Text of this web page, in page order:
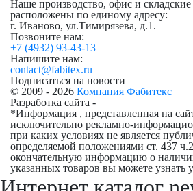
Наше производство, офис и
расположены по единому адресу:
г. Иваново, ул.Тимирязева, д.1.
Позвоните нам:
+7 (4932) 93-43-13
Напишите нам:
contact@fabitex.ru
Подписаться на новости
© 2009 - 2026 Компания Фабитекс
*Информация , представленная на
исключительно рекламно-
при каких условиях не является
определяемой положениями ст. 437
окончательную информацию о
указанных товаров вы можете узнать
Разработка сайта -